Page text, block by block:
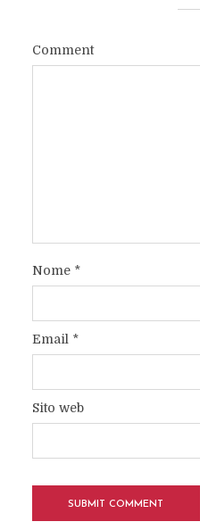
Comment
Nome *
Email *
Sito web